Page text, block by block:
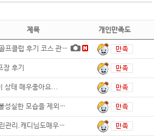
제목 개인만족도
？ YJC 골프클럽 후기 코스 관리가 깔끔
장 후기
상태 매우좋아요...
캐디의 불성실한 모습을 제외하고는 모든것이
코스.그린관리.캐디님도매우만족스러윘고 ㅎ그